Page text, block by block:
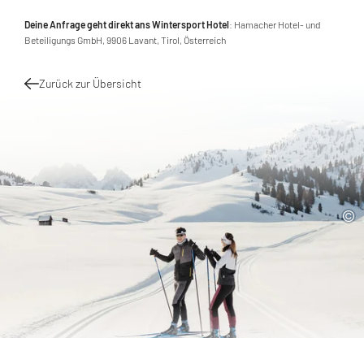
Deine Anfrage geht direkt ans Wintersport Hotel: Hamacher Hotel- und
Beteiligungs GmbH, 9906 Lavant, Tirol, Österreich
Zurück zur Übersicht